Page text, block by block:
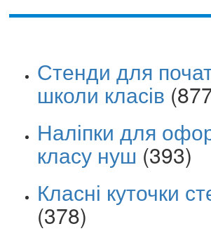
Стенди для
школи класів
Наліпки для
класу нуш (393)
Класні куточки
(378)